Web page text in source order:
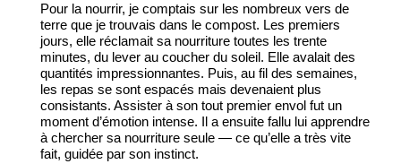
Pour la nourrir, je comptais sur les nombreux vers de
terre que je trouvais dans le compost. Les premiers
jours, elle réclamait sa nourriture toutes les trente
minutes, du lever au coucher du soleil. Elle avalait des
quantités impressionnantes. Puis, au fil des semaines,
les repas se sont espacés mais devenaient plus
consistants. Assister à son tout premier envol fut un
moment d’émotion intense. Il a ensuite fallu lui apprendre
à chercher sa nourriture seule — ce qu’elle a très vite
fait, guidée par son instinct.